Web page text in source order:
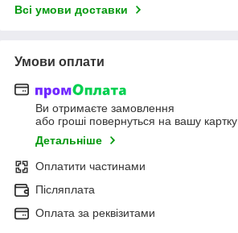
Всі умови доставки
Умови оплати
Ви отримаєте замовлення
або гроші повернуться на вашу картку
Детальніше
Оплатити частинами
Післяплата
Оплата за реквізитами